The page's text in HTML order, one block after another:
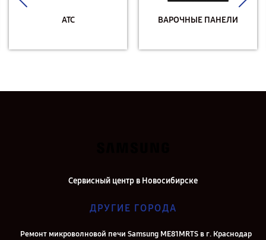
АТС ВАРОЧНЫЕ ПАНЕЛИ
Сервисный центр в Новосибирске
ДРУГИЕ ГОРОДА
Ремонт микроволновой печи Samsung ME81MRTS в г. Краснодар